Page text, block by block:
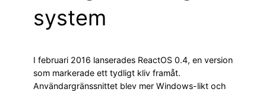
system
I februari 2016 lanserades ReactOS 0.4, en version
som markerade ett tydligt kliv framåt.
Användargränssnittet blev mer Windows-likt och